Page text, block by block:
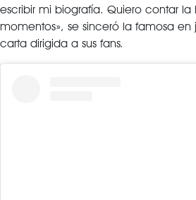
escribir mi biografía. Quiero contar la
momentos», se sinceró la famosa en
carta dirigida a sus fans.